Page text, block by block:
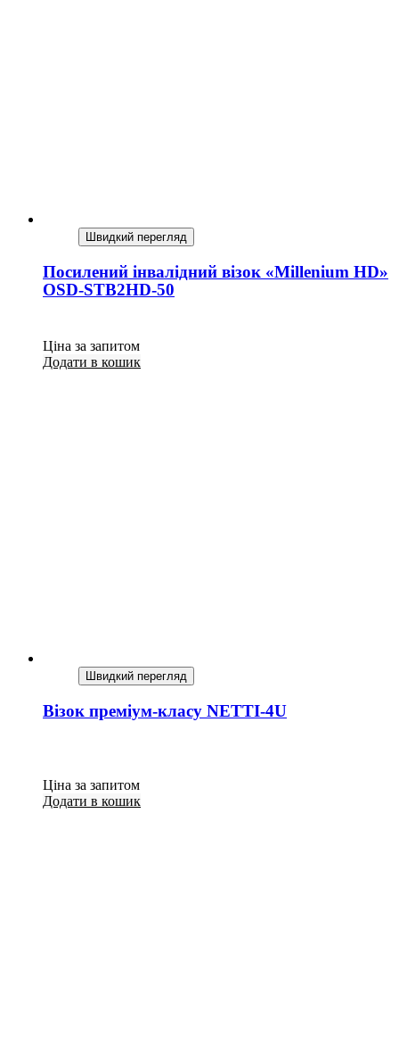
Швидкий перегляд
Посилений інвалідний візок «Millenium HD»
OSD-STB2HD-50
Ціна за запитом
Додати в кошик
Швидкий перегляд
Візок преміум-класу NETTI-4U
Ціна за запитом
Додати в кошик